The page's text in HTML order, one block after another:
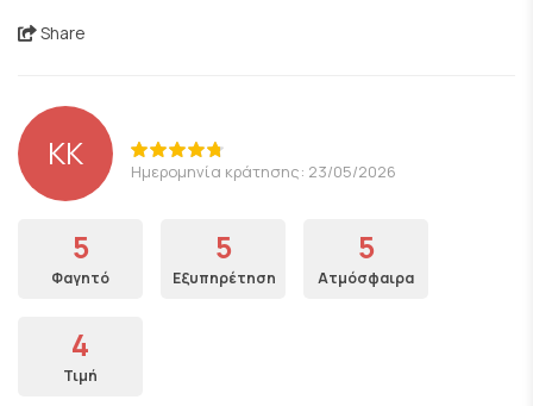
Share
ΚΚ Ημερομηνία κράτησης: 23/05/2026
5
Φαγητό
5
Εξυπηρέτηση
5
Ατμόσφαιρα
4
Τιμή